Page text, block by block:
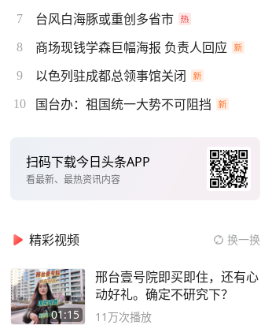
7 台风白海豚或重创多省市
8 商场现钱学森巨幅海报 负责人回应
9 以色列驻成都总领事馆关闭
10 国台办：祖国统一大势不可阻挡
扫码下载今日头条APP
看最新、最热资讯内容
精彩视频 换一换
01:15
邢台壹号院即买即住，还有心
动好礼。确定不研究下？
11万次播放